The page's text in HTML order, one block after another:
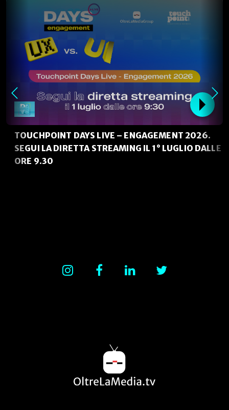
TOUCHPOINT DAYS LIVE – ENGAGEMENT 2026.
SEGUI LA DIRETTA STREAMING IL 1° LUGLIO DALLE
ORE 9.30